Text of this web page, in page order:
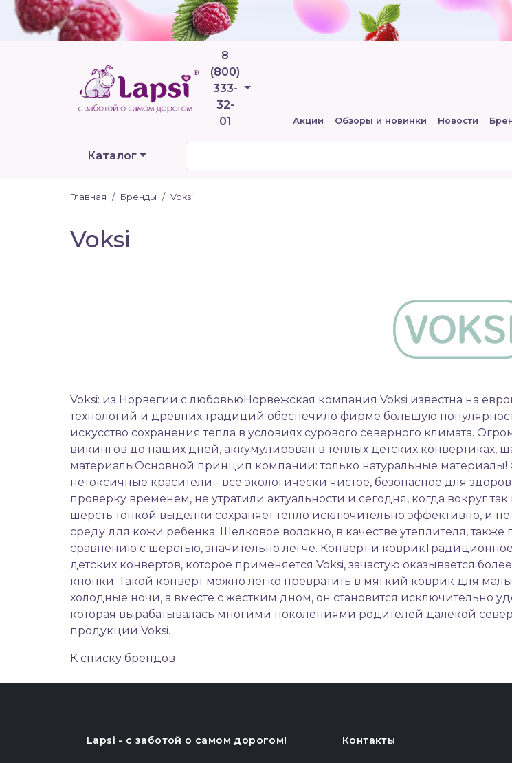
8
(800)
333-
32-
01
Телефоны
Акции Обзоры и новинки Новости
Каталог
Главная Бренды Voksi
Voksi
Voksi: из Норвегии с любовьюНорвежская компания Voksi известна на
технологий и древних традиций обеспечило фирме большую
искусство сохранения тепла в условиях сурового северного климата.
викингов до наших дней, аккумулирован в теплых детских конвертиках,
материалыОсновной принцип компании: только натуральные материалы!
нетоксичные красители - все экологически чистое, безопасное для
проверку временем, не утратили актуальности и сегодня, когда вокруг
шерсть тонкой выделки сохраняет тепло исключительно эффективно, и не
среду для кожи ребенка. Шелковое волокно, в качестве утеплителя,
сравнению с шерстью, значительно легче. Конверт и
детских конвертов, которое применяется Voksi, зачастую оказывается
кнопки. Такой конверт можно легко превратить в мягкий коврик для
холодные ночи, а вместе с жестким дном, он становится исключительно
которая вырабатывалась многими поколениями родителей далекой
продукции Voksi.
К списку брендов
Lapsi - c заботой о самом дорогом! Контакты